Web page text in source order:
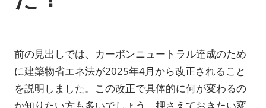
前の見出しでは、カーボンニュートラル達成のため
に建築物省エネ法が2025年4月から改正されること
を説明しました。この改正で具体的に何が変わるの
か知りたい方も多いでしょう。押さえておきたい変